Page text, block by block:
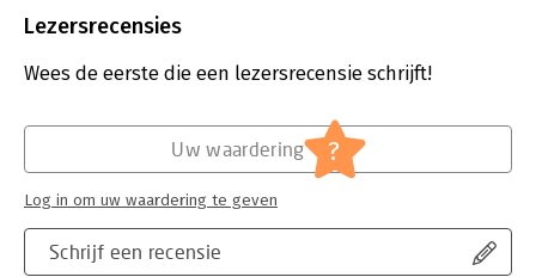
Uitgever:
Verschijningsdatum:
3-2-2021
31-12-2026
Lezersrecensies
Wees de eerste die een lezersrecensie schrijft!
Schrijf een recensie
Uw waardering ?
Log in om uw waardering te geven